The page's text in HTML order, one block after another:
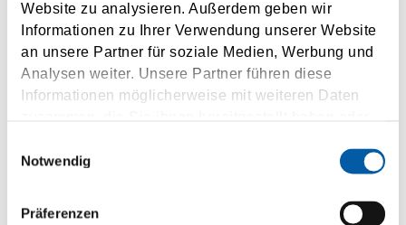
Website zu analysieren. Außerdem geben wir
Informationen zu Ihrer Verwendung unserer Website
an unsere Partner für soziale Medien, Werbung und
Analysen weiter. Unsere Partner führen diese
Informationen möglicherweise mit weiteren Daten
gesammelt haben.
Notwendig
Präferenzen
Personal information
Mr. Mrs.
Firstname
Lastname